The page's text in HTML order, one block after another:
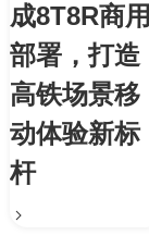
成8T8R商
部署，打造
高铁场景移
动体验新标
杆